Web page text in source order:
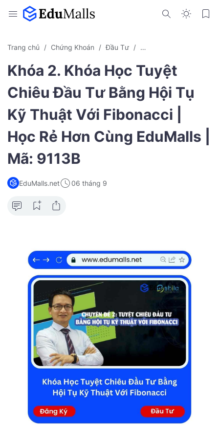
Trang chủ Chứng Khoán Đầu Tư Khóa Học Online
Khóa 2. Khóa Học Tuyệt
Chiêu Đầu Tư Bằng Hội Tụ
Kỹ Thuật Với Fibonacci |
Học Rẻ Hơn Cùng EduMalls |
Mã: 9113B
EduMalls.net 06 tháng 9